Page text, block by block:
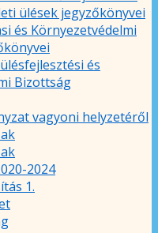
ülések jegyzőkönyvei
és Környezetvédelmi
és
Bizottság
vagyoni helyzetéről
2024
1.